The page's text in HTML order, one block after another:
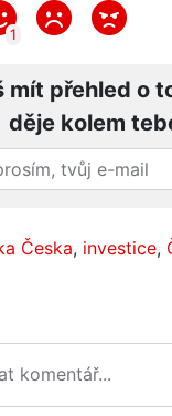
1
mít přehled o
děje kolem
Česka, investice,